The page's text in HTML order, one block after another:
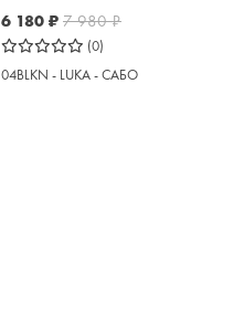
6 180 ₽ 7 980₽
(0)
04BLKN - LUKA - САБО